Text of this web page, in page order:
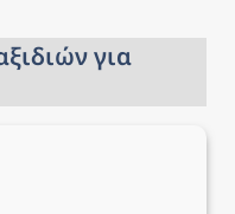
για
στο Λονδίνο → 4